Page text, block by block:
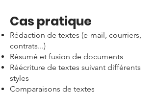
Cas pratique
​Rédaction de textes (e-mail, courriers,
contrats...)
Résumé et fusion de documents
Réécriture de textes suivant différents
styles
Comparaisons de textes